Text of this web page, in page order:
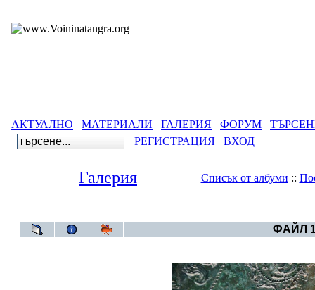
АКТУАЛНО МАТЕРИАЛИ ГАЛЕРИЯ ФОРУМ
РЕГИСТРАЦИЯ
ВХОД
Галерия Списък от албуми ::
ФАЙЛ